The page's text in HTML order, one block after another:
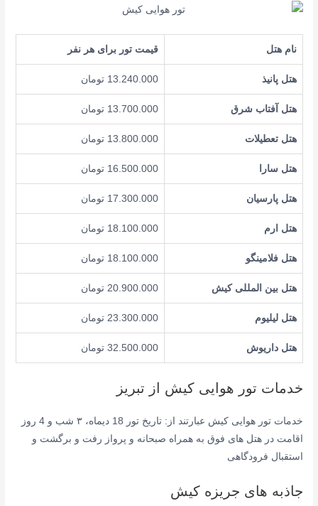
نام هتل قیمت تور برای هر نفر
هتل پانیذ 13.240.000 تومان
هتل آفتاب شرق 13.700.000 تومان
هتل تعطیلات 13.800.000 تومان
هتل سارا 16.500.000 تومان
هتل پارسیان 17.300.000 تومان
هتل ارم 18.100.000 تومان
هتل فلامینگو 18.100.000 تومان
هتل بین المللی کیش 20.900.000 تومان
هتل لیلیوم 23.300.000 تومان
هتل داریوش 32.500.000 تومان
خدمات تور هوایی کیش از تبریز
خدمات تور هوایی کیش عبارتند از: تاریخ تور 18 دیماه، ۳ شب و 4 روز
اقامت در هتل های فوق به همراه صبحانه و پرواز رفت و برگشت و
استقبال فرودگاهی
جاذبه های جریزه کیش